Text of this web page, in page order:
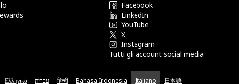
Facebook
LinkedIn
YouTube
X
Instagram
Tutti gli account social media
Ελληνικά עברית हिन्दी Bahasa Indonesia Italiano 日本語